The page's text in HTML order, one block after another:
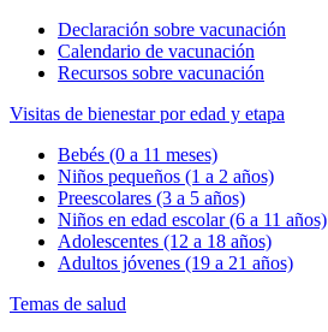
Declaración sobre vacunación
Calendario de vacunación
Recursos sobre vacunación
Visitas de bienestar por edad y etapa
Bebés (0 a 11 meses)
Niños pequeños (1 a 2 años)
Preescolares (3 a 5 años)
Niños en edad escolar (6 a 11 años)
Adolescentes (12 a 18 años)
Adultos jóvenes (19 a 21 años)
Temas de salud